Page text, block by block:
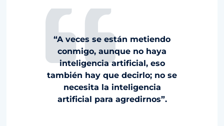
“A veces se están metiendo
conmigo, aunque no haya
inteligencia artificial, eso
también hay que decirlo; no se
necesita la inteligencia
artificial para agredirnos”.